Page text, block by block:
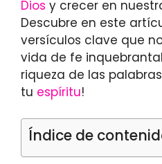
Dios y crecer en
Descubre en este
versículos clave que
vida de fe
riqueza de las
tu espíritu!
Índice de